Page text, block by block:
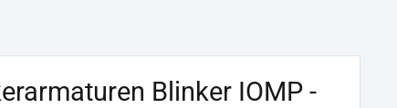
Blinker IOMP -